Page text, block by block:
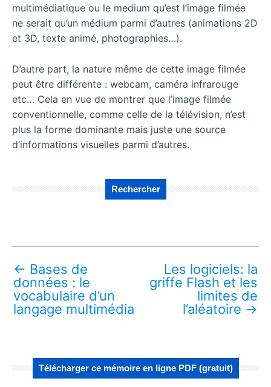
multimédiatique ou le medium qu’est l’image filmée
ne serait qu’un médium parmi d’autres (animations 2D
et 3D, texte animé, photographies…).
D’autre part, la nature même de cette image filmée
peut être différente : webcam, caméra infrarouge
etc… Cela en vue de montrer que l’image filmée
conventionnelle, comme celle de la télévision, n’est
plus la forme dominante mais juste une source
d’informations visuelles parmi d’autres.
Rechercher
← Bases de
données : le
vocabulaire d’un
langage multimédia
Les logiciels: la
griffe Flash et les
limites de
l’aléatoire →
Télécharger ce mémoire en ligne PDF (gratuit)